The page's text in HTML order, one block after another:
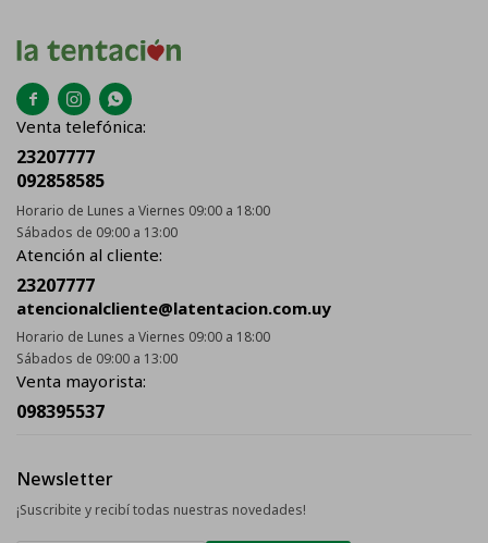
  
Venta telefónica:
23207777
092858585
Horario de Lunes a Viernes 09:00 a 18:00
Sábados de 09:00 a 13:00
Atención al cliente:
23207777
atencionalcliente@latentacion.com.uy
Horario de Lunes a Viernes 09:00 a 18:00
Sábados de 09:00 a 13:00
Venta mayorista:
098395537
Newsletter
¡Suscribite y recibí todas nuestras novedades!